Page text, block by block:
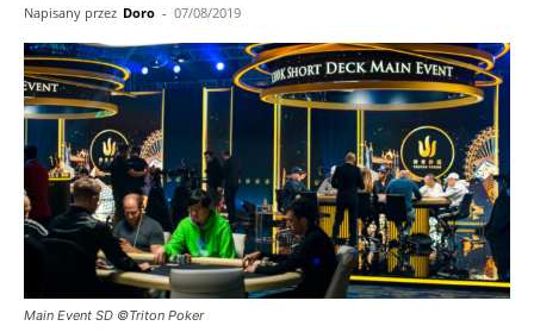
Napisany przez Doro - 07/08/2019
Main Event SD ©Triton Poker